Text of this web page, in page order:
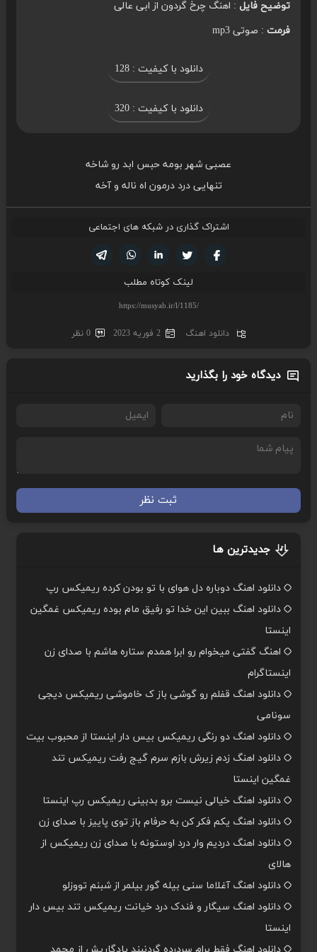
توضیح فایل: اهنگ چرخ گردون از ابی عالی
فرمت: صوتی mp3
دانلود با کیفیت : 128
دانلود با کیفیت : 320
عصبی شهر بومه حبس ابد رو شاخه
تنهایی درد درمون اه ناله و آخه
اشتراک گذاری در شبکه های اجتماعی
لینکدین تویتر
فیسوک
لینک کوتاه مطلب
دانلود اهنگ 2 فوریه 2023 0 نظر
دیدگاه خود را بگذارید
ثبت نظر
جدیدترین ها
دانلود اهنگ دوباره دل هوای با تو بودن کرده ریمیکس رپ
دانلود اهنگ ببین این خدا تو رفیق مام بوده ریمیکس غمگین
اینستا
اهنگ گفتی میخوام رو ابرا همدم ستاره هاشم با صدای زن
اینستاگرام
دانلود اهنگ قفلم رو گوشی باز ک خاموشی ریمیکس دیجی
سونامی
دانلود اهنگ دو رنگی ریمیکس بیس دار اینستا از محبوب بیت
دانلود اهنگ زدم زیرش بازم سرم گیج رفت ریمیکس تند
غمگین اینستا
دانلود اهنگ خیالی نیست برو بدبینی ریمیکس رپ اینستا
دانلود اهنگ یکم فکر کن به حرفام باز توی پاییز با صدای زن
دانلود اهنگ دردیم وار درد اوستونه با صدای زن ریمیکس از
هالای
دانلود اهنگ آغلاما سنی بیله گور بیلمر از شبنم تووزلو
دانلود اهنگ سیگار و فندک درد خیانت ریمیکس تند بیس دار
اینستا
دانلود اهنگ فقط برام سردرده گردنبند یادگاریش از محمد